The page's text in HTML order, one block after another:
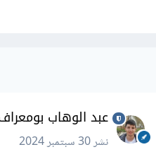
عبد الوهاب بومعراف
نشر30 سبتمبر 2024